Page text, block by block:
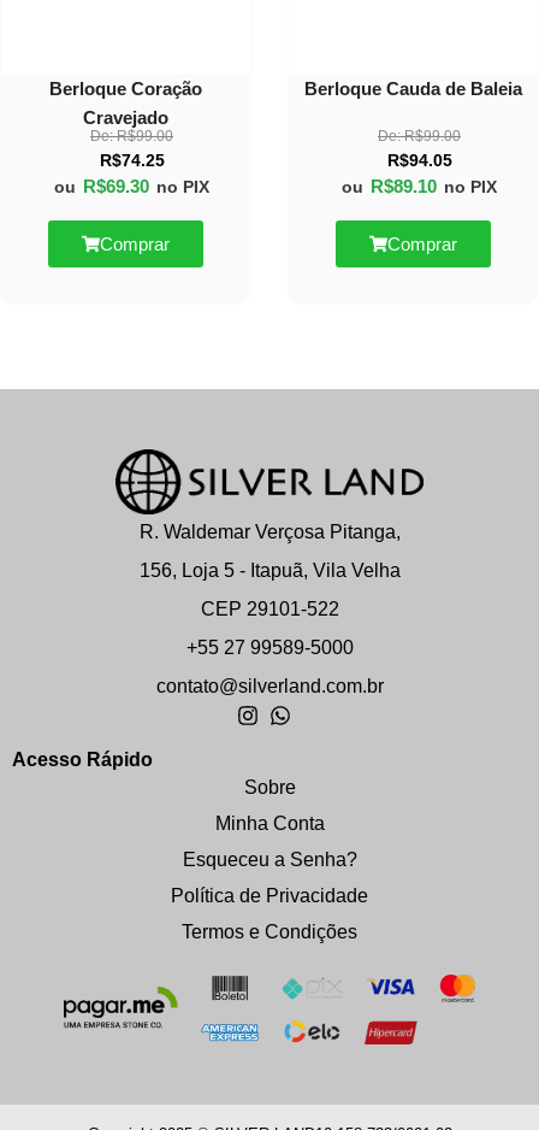
Berloque Coração
Cravejado
De:R$99.00
R$74.25
ou R$69.30 no PIX
Comprar
Berloque Cauda de Baleia
De:R$99.00
R$94.05
ou R$89.10 no PIX
Comprar
R. Waldemar Verçosa Pitanga,
156, Loja 5 - Itapuã, Vila Velha
CEP 29101-522
+55 27 99589-5000
contato@silverland.com.br
Acesso Rápido
Sobre
Minha Conta
Esqueceu a Senha?
Política de Privacidade
Termos e Condições